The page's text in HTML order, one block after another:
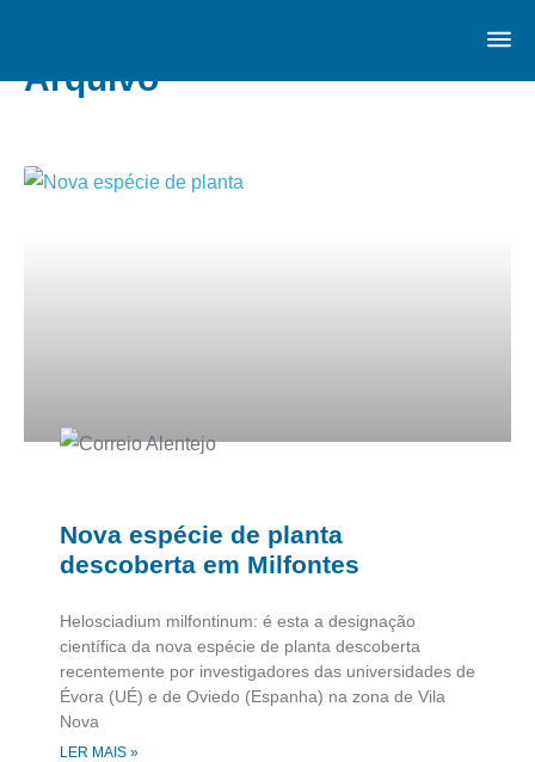
Arquivo
Nova espécie de planta
descoberta em Milfontes
Helosciadium milfontinum: é esta a designação
científica da nova espécie de planta descoberta
recentemente por investigadores das universidades de
Évora (UÉ) e de Oviedo (Espanha) na zona de Vila
Nova
LER MAIS »